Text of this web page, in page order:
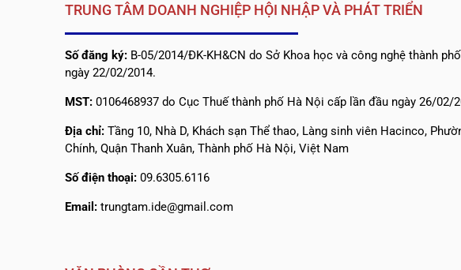
TRUNG TÂM DOANH NGHIỆP HỘI NHẬP VÀ PHÁT TRIỂN
Số đăng ký: B-05/2014/ĐK-KH&CN do Sở Khoa học và công nghệ thành
ngày 22/02/2014.
MST: 0106468937 do Cục Thuế thành phố Hà Nội cấp lần đầu ngày 26/02/
Địa chỉ: Tầng 10, Nhà D, Khách sạn Thể thao, Làng sinh viên Hacinco,
Chính, Quận Thanh Xuân, Thành phố Hà Nội, Việt Nam
Số điện thoại: 09.6305.6116
Email: trungtam.ide@gmail.com